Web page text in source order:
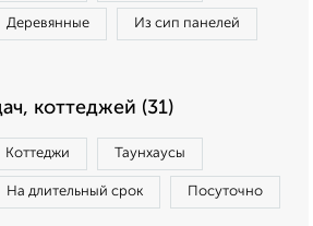
Деревянные Из сип панелей
коттеджей (31)
Коттеджи Таунхаусы
На длительный срок Посуточно